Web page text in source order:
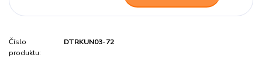
Číslo
produktu:
DTRKUN03-72